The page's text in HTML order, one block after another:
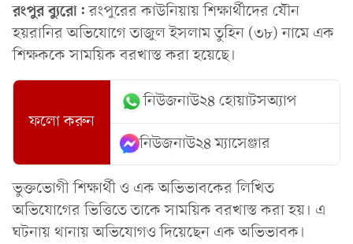
রংপুর ব্যুরো:রংপুরের কাউনিয়ায় শিক্ষার্থীদের যৌন
হয়রানির অভিযোগে তাজুল ইসলাম তুহিন (৩৮) নামে এক
শিক্ষককে সাময়িক বরখাস্ত করা হয়েছে।
ফলো করুন
নিউজনাউ২৪ হোয়াটসঅ্যাপ
নিউজনাউ২৪ ম্যাসেঞ্জার
ভুক্তভোগী শিক্ষার্থী ও এক অভিভাবকের লিখিত
অভিযোগের ভিত্তিতে তাকে সাময়িক বরখাস্ত করা হয়। এ
ঘটনায় থানায় অভিযোগও দিয়েছেন এক অভিভাবক।